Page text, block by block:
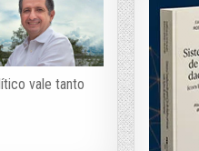
vale tanto